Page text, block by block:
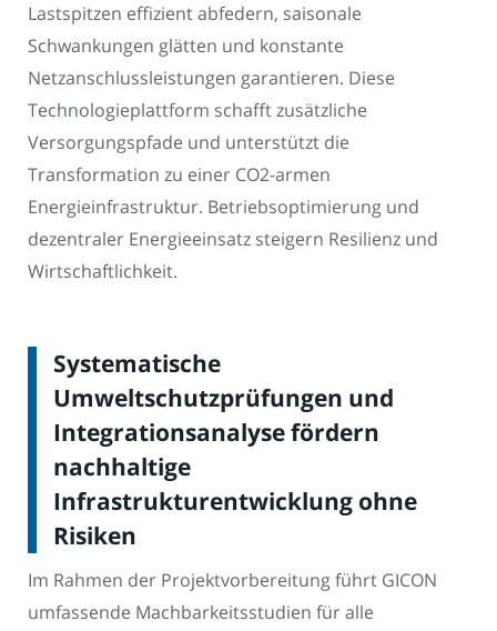
Lastspitzen effizient abfedern, saisonale
Schwankungen glätten und konstante
Netzanschlussleistungen garantieren. Diese
Technologieplattform schafft zusätzliche
Versorgungspfade und unterstützt die
Transformation zu einer CO2-armen
Energieinfrastruktur. Betriebsoptimierung und
dezentraler Energieeinsatz steigern Resilienz und
Wirtschaftlichkeit.
Systematische
Umweltschutzprüfungen und
Integrationsanalyse fördern
nachhaltige
Infrastrukturentwicklung ohne
Risiken
Im Rahmen der Projektvorbereitung führt GICON
umfassende Machbarkeitsstudien für alle